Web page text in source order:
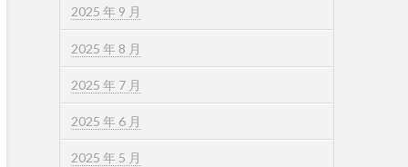
2025 年 9 月
2025 年 8 月
2025 年 7 月
2025 年 6 月
2025 年 5 月